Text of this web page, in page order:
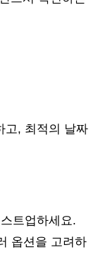
고, 최적의 날짜
트업하세요.
옵션을 고려하